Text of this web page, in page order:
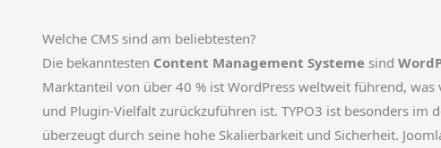
Welche CMS sind am beliebtesten?
Die bekanntesten Content Management Systeme sind
Marktanteil von über 40 % ist WordPress weltweit führend,
und Plugin-Vielfalt zurückzuführen ist. TYPO3 ist besonders im
überzeugt durch seine hohe Skalierbarkeit und Sicherheit.